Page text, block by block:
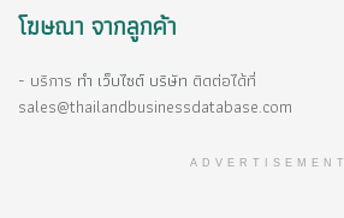
โฆษณา จากลูกค้า
- บริการ ทำ เว็บไซต์ บริษัท ติดต่อได้ที่
sales@thailandbusinessdatabase.com
ADVERTISEMENT